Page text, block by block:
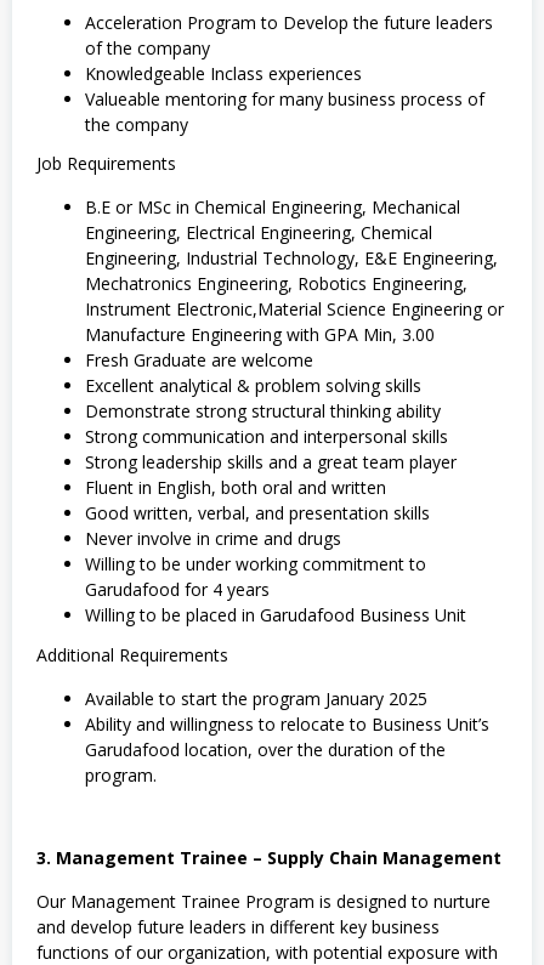
Acceleration Program to Develop the future leaders
of the company
Knowledgeable Inclass experiences
Valueable mentoring for many business process of
the company
Job Requirements
B.E or MSc in Chemical Engineering, Mechanical
Engineering, Electrical Engineering, Chemical
Engineering, Industrial Technology, E&E Engineering,
Mechatronics Engineering, Robotics Engineering,
Instrument Electronic,Material Science Engineering or
Manufacture Engineering with GPA Min, 3.00
Fresh Graduate are welcome
Excellent analytical & problem solving skills
Demonstrate strong structural thinking ability
Strong communication and interpersonal skills
Strong leadership skills and a great team player
Fluent in English, both oral and written
Good written, verbal, and presentation skills
Never involve in crime and drugs
Willing to be under working commitment to
Garudafood for 4 years
Willing to be placed in Garudafood Business Unit
Additional Requirements
Available to start the program January 2025
Ability and willingness to relocate to Business Unit’s
Garudafood location, over the duration of the
program.
3. Management Trainee – Supply Chain Management
Our Management Trainee Program is designed to nurture
and develop future leaders in different key business
functions of our organization, with potential exposure with